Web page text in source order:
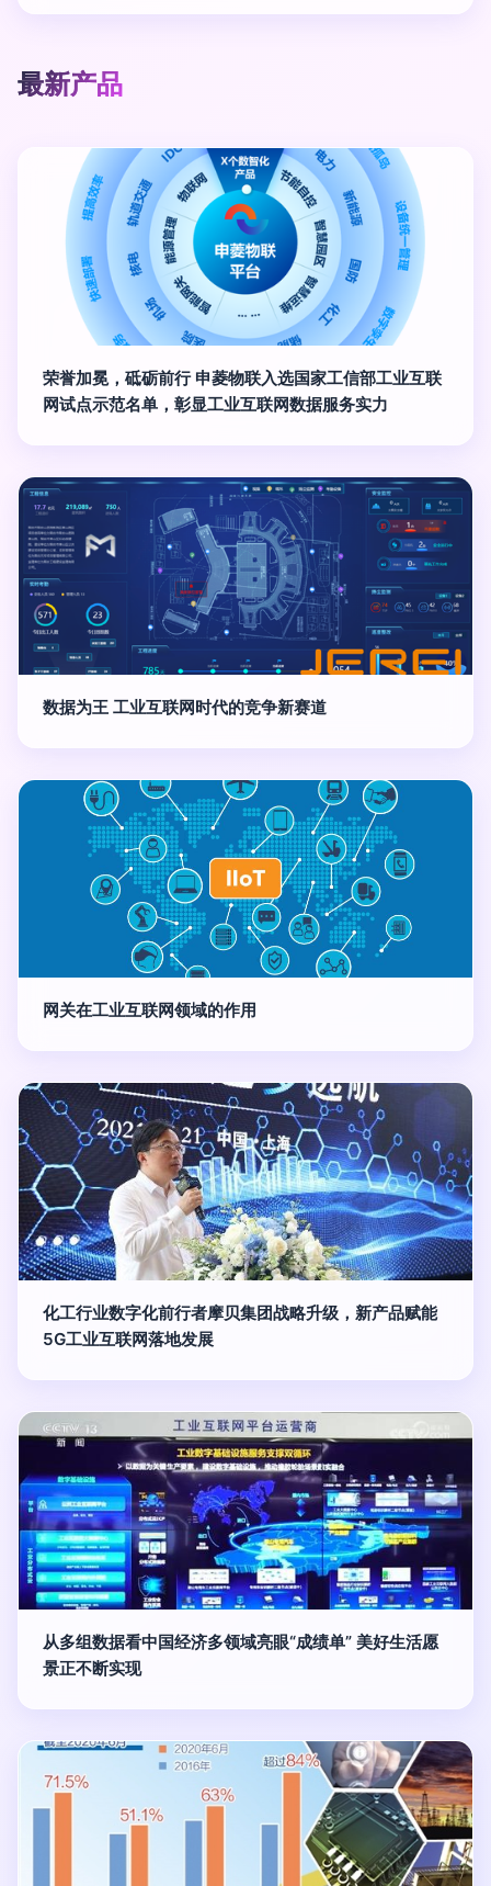
最新产品
荣誉加冕，砥砺前行 申菱物联入选国家工信部工业互联
网试点示范名单，彰显工业互联网数据服务实力
数据为王 工业互联网时代的竞争新赛道
网关在工业互联网领域的作用
化工行业数字化前行者摩贝集团战略升级，新产品赋能
5G工业互联网落地发展
从多组数据看中国经济多领域亮眼“成绩单” 美好生活愿
景正不断实现